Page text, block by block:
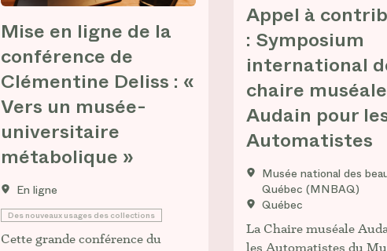
Mise en ligne de la
conférence de
Clémentine Deliss : «
Vers un musée-
universitaire
métabolique »
En ligne
Des nouveaux usages des collections
Cette grande conférence du
Appel à
: Symposium
international
chaire muséale
Audain pour
Automatistes
Musée national des
Québec (MNBAQ)
Québec
La Chaire muséale
les Automatistes du